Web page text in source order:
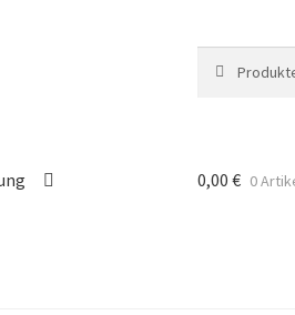
nach:
0,00 € 0